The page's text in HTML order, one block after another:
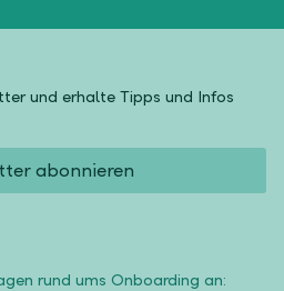
und erhalte Tipps und Infos
abonnieren
rund ums Onboarding an: